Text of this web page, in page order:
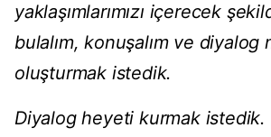
yaklaşımlarımızı içerecek
bulalım, konuşalım ve diyalog
oluşturmak istedik.
Diyalog heyeti kurmak istedik.